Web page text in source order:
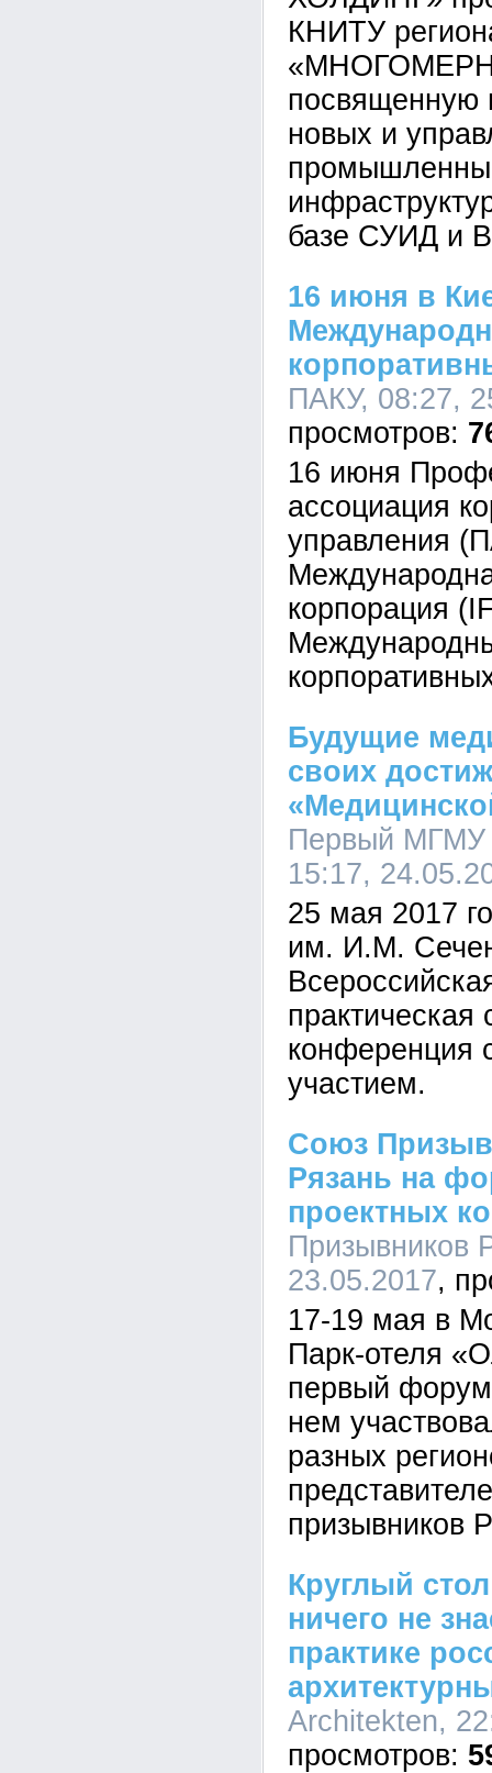
КНИТУ
посвященную
новых и
базе СУИД и
16 июня в
ПАКУ, 08:27,
16 июня
ассоциация
управления
корпорация
Будущие
своих
Первый МГМУ
15:17,
25 мая 2017
им. И.М.
практическая
конференция
участием.
Союз
Рязань на
проектных
Призывников
23.05.2017
17-19 мая в
Парк-отеля
первый
нем
разных
призывников
Круглый
ничего не
практике
Architekten,